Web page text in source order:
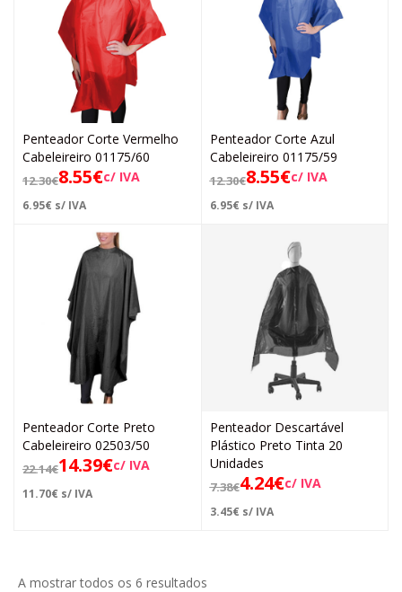
Penteador Corte Vermelho
Cabeleireiro 01175/60
12.30€8.55€c/ IVA
6.95€ s/ IVA
Penteador Corte Azul
Cabeleireiro 01175/59
12.30€8.55€c/ IVA
6.95€ s/ IVA
Penteador Corte Preto
Cabeleireiro 02503/50
22.14€14.39€c/ IVA
11.70€ s/ IVA
Penteador Descartável
Plástico Preto Tinta 20
Unidades
7.38€4.24€c/ IVA
3.45€ s/ IVA
A mostrar todos os 6 resultados